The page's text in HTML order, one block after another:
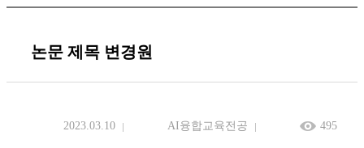
논문 제목 변경원
2023.03.10 AI융합교육전공 495